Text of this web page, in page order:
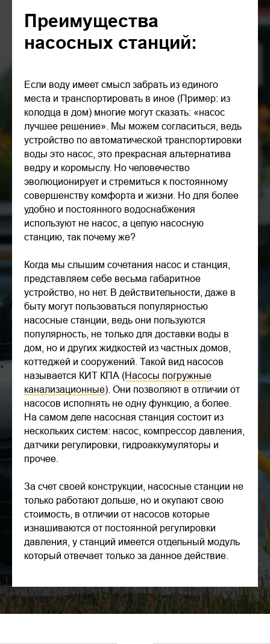
Преимущества
насосных станций:
Если воду имеет смысл забрать из единого
места и транспортировать в иное (Пример: из
колодца в дом) многие могут сказать: «насос
лучшее решение». Мы можем согласиться, ведь
устройство по автоматической транспортировки
воды это насос, это прекрасная альтернатива
ведру и коромыслу. Но человечество
эволюционирует и стремиться к постоянному
совершенству комфорта и жизни. Но для более
удобно и постоянного водоснабжения
используют не насос, а целую насосную
станцию, так почему же?
Когда мы слышим сочетания насос и станция,
представляем себе весьма габаритное
устройство, но нет. В действительности, даже в
быту могут пользоваться популярностью
насосные станции, ведь они пользуются
популярность, не только для доставки воды в
дом, но и других жидкостей из частных домов,
коттеджей и сооружений. Такой вид насосов
называется КИТ КПА (Насосы погружные
канализационные). Они позволяют в отличии от
насосов исполнять не одну функцию, а более.
На самом деле насосная станция состоит из
нескольких систем: насос, компрессор давления,
датчики регулировки, гидроаккумуляторы и
прочее.
За счет своей конструкции, насосные станции не
только работают дольше, но и окупают свою
стоимость, в отличии от насосов которые
изнашиваются от постоянной регулировки
давления, у станций имеется отдельный модуль
который отвечает только за данное действие.